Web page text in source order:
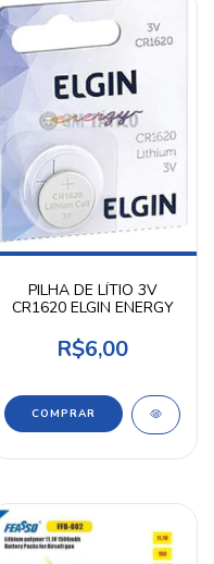
PILHA DE LÍTIO 3V
CR1620 ELGIN ENERGY
R$6,00